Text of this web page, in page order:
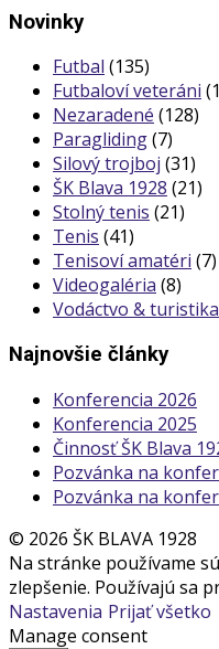
Novinky
Futbal (135)
Futbaloví veteráni
Nezaradené (128)
Paragliding(7)
Silový trojboj (31)
ŠK Blava 1928 (21)
Stolný tenis (21)
Tenis (41)
Tenisoví amatéri (7)
Videogaléria (8)
Vodáctvo & turistika
Najnovšie články
Konferencia 2026
Konferencia 2025
Činnosť ŠK Blava
Pozvánka na
Pozvánka na
© 2026 ŠK BLAVA 1928
Na stránke používame
zlepšenie. Používajú sa
Nastavenia Prijať všetko
Manage consent